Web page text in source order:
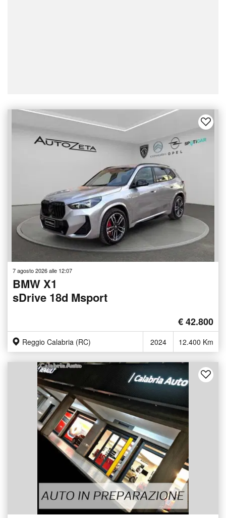
7 agosto 2026 alle 12:07
BMW X1
sDrive 18d Msport
€ 42.800
Reggio Calabria (RC) 2024 12.400 Km